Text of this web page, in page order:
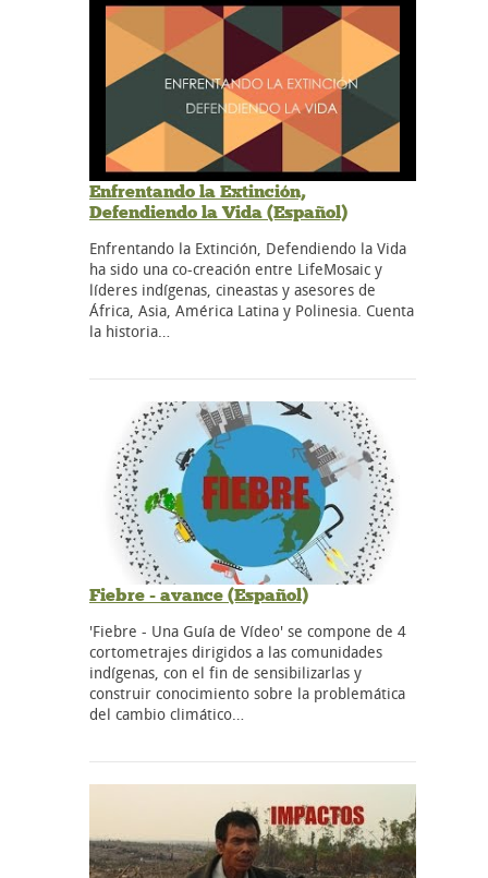
Enfrentando la Extinción,
Defendiendo la Vida (Español)
Enfrentando la Extinción, Defendiendo la Vida
ha sido una co-creación entre LifeMosaic y
líderes indígenas, cineastas y asesores de
África, Asia, América Latina y Polinesia. Cuenta
la historia…
Fiebre - avance (Español)
'Fiebre - Una Guía de Vídeo' se compone de 4
cortometrajes dirigidos a las comunidades
indígenas, con el fin de sensibilizarlas y
construir conocimiento sobre la problemática
del cambio climático…